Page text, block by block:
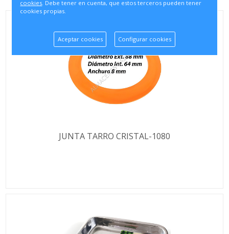
JUNTA TARRO CRISTAL-1080
cookies. Debe tener en cuenta, que estos terceros pueden tener
cookies propias.
Aceptar cookies Configurar cookies